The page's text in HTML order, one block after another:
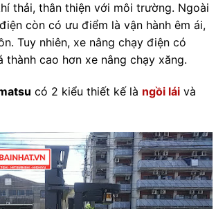
thải, thân thiện với môi trường. Ngoài
còn có ưu điểm là vận hành êm ái,
Tuy nhiên, xe nâng chạy điện có
thành cao hơn xe nâng chạy xăng.
có 2 kiểu thiết kế là ngồi lái và